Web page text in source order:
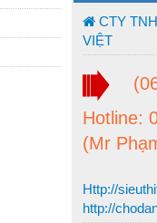
CTY
VIỆT
Hotline:
(Mr
Http://
http://